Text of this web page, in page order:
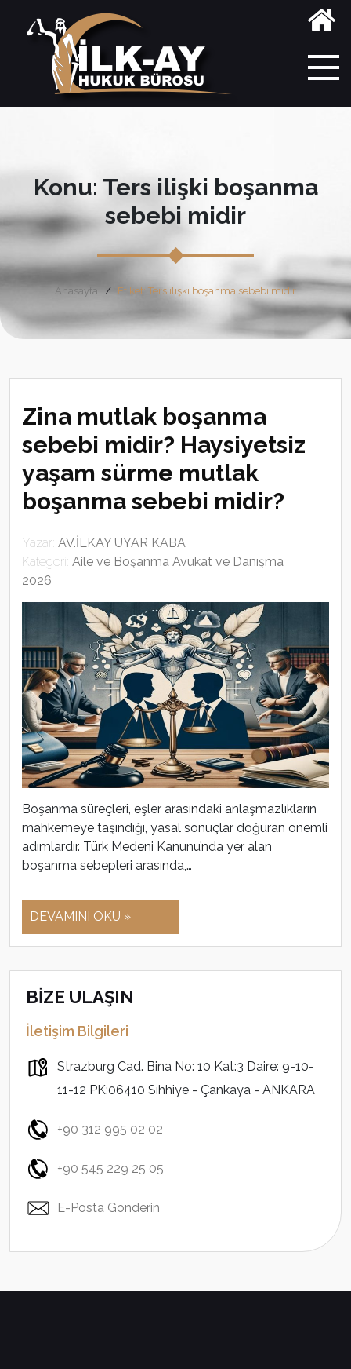
Konu: Ters ilişki boşanma
sebebi midir
Anasayfa Etiket: Ters ilişki boşanma sebebi midir
Zina mutlak boşanma
sebebi midir? Haysiyetsiz
yaşam sürme mutlak
boşanma sebebi midir?
Yazar: AV.İLKAY UYAR KABA
Kategori: Aile ve Boşanma Avukat ve Danışma
2026
Boşanma süreçleri, eşler arasındaki anlaşmazlıkların
mahkemeye taşındığı, yasal sonuçlar doğuran önemli
adımlardır. Türk Medeni Kanunu’nda yer alan
boşanma sebepleri arasında,…
DEVAMINI OKU »
BİZE ULAŞIN
İletişim Bilgileri
Strazburg Cad. Bina No: 10 Kat:3 Daire: 9-10-
11-12 PK:06410 Sıhhiye - Çankaya - ANKARA
+90 312 995 02 02
+90 545 229 25 05
E-Posta Gönderin